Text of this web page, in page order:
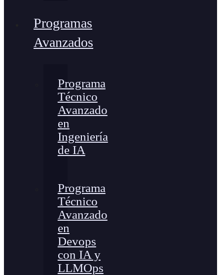
Programas
Avanzados
Programa
Técnico
Avanzado
en
Ingeniería
de IA
Programa
Técnico
Avanzado
en
Devops
con IA y
LLMOps